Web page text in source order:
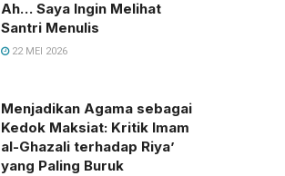
Ah… Saya Ingin Melihat
Santri Menulis
22 MEI 2026
Menjadikan Agama sebagai
Kedok Maksiat: Kritik Imam
al-Ghazali terhadap Riya’
yang Paling Buruk